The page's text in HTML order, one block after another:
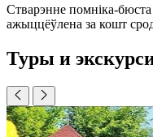
Стварэнне помніка-
ажыццёўлена за кошт
Туры и